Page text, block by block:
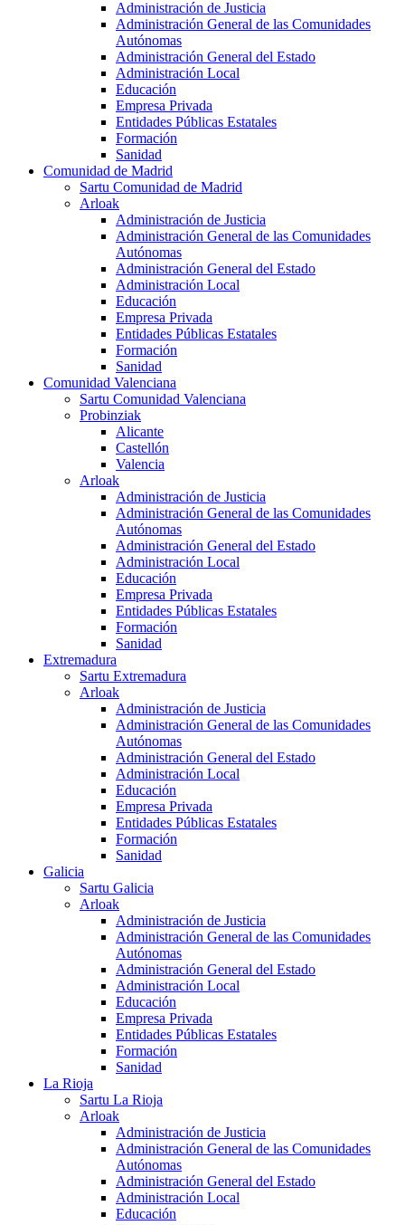
Administración de Justicia
Administración General de las Comunidades
Autónomas
Administración General del Estado
Administración Local
Educación
Empresa Privada
Entidades Públicas Estatales
Formación
Sanidad
Comunidad de Madrid
Sartu Comunidad de Madrid
Arloak
Administración de Justicia
Administración General de las Comunidades
Autónomas
Administración General del Estado
Administración Local
Educación
Empresa Privada
Entidades Públicas Estatales
Formación
Sanidad
Comunidad Valenciana
Sartu Comunidad Valenciana
Probinziak
Alicante
Castellón
Valencia
Arloak
Administración de Justicia
Administración General de las Comunidades
Autónomas
Administración General del Estado
Administración Local
Educación
Empresa Privada
Entidades Públicas Estatales
Formación
Sanidad
Extremadura
Sartu Extremadura
Arloak
Administración de Justicia
Administración General de las Comunidades
Autónomas
Administración General del Estado
Administración Local
Educación
Empresa Privada
Entidades Públicas Estatales
Formación
Sanidad
Galicia
Sartu Galicia
Arloak
Administración de Justicia
Administración General de las Comunidades
Autónomas
Administración General del Estado
Administración Local
Educación
Empresa Privada
Entidades Públicas Estatales
Formación
Sanidad
La Rioja
Sartu La Rioja
Arloak
Administración de Justicia
Administración General de las Comunidades
Autónomas
Administración General del Estado
Administración Local
Educación